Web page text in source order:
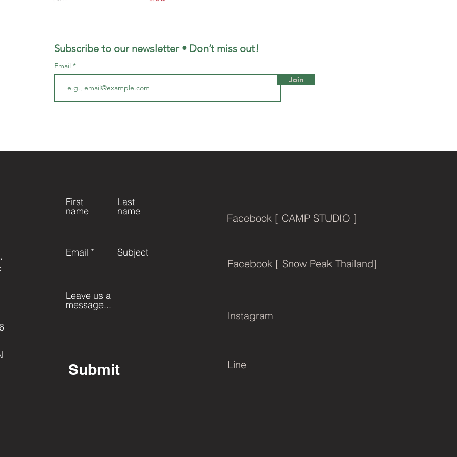
Subscribe to our newsletter • Don’t miss out!
Email
Join
First
name
Last
name
Email Subject
Leave us a
message...
Submit
Facebook [ CAMP STUDIO ]
Facebook [ Snow Peak Thailand]
Instagram
Line